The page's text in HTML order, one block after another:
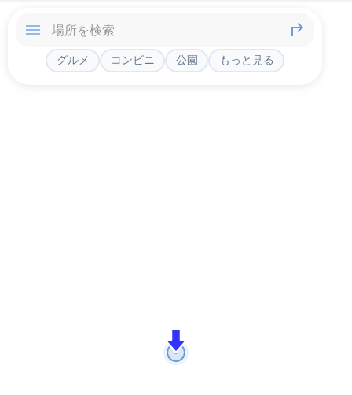
グルメ コンビニ 公園 もっと見る